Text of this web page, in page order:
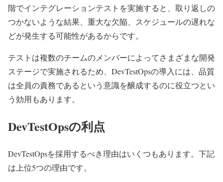
階でインテグレーションテストを実施すると、取り返しの
つかないような結果、重大な欠陥、スケジュールの遅れな
どが発生する可能性があるからです。
テストは複数のチームのメンバーによってさまざまな開発
ステージで実施されるため、DevTestOpsの導入には、品質
は全員の責務であるという意識を醸成するのに役立つとい
う効用もあります。
DevTestOpsの利点
DevTestOpsを採用するべき理由はいくつもあります。下記
は上位5つの理由です。